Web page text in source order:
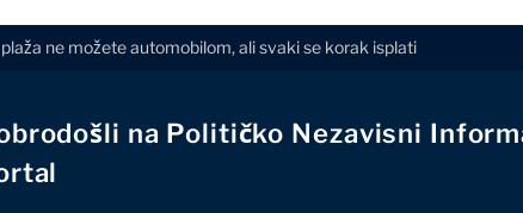
ne možete automobilom, ali svaki se korak isplati
na Političko Nezavisni